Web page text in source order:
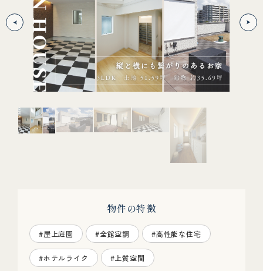
物件の特徴
#屋上庭園 #全館空調 #高性能な住宅
#ホテルライク #上質空間